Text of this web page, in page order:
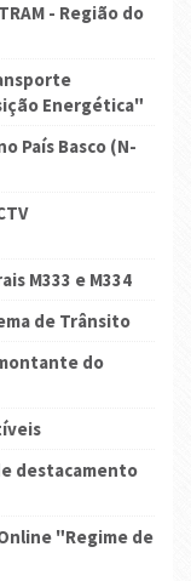
- Região do
Energética"
País Basco (N-
M333 e M334
de Trânsito
do
destacamento
"Regime de